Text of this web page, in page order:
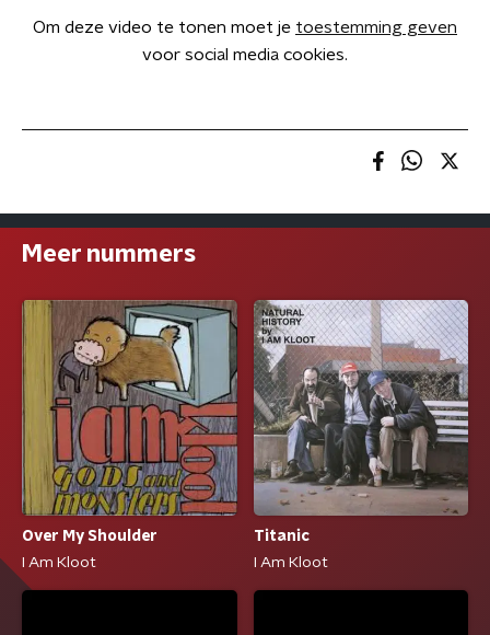
Om deze video te tonen moet je toestemming geven
voor social media cookies.
Meer nummers
Over My Shoulder
I Am Kloot
Titanic
I Am Kloot